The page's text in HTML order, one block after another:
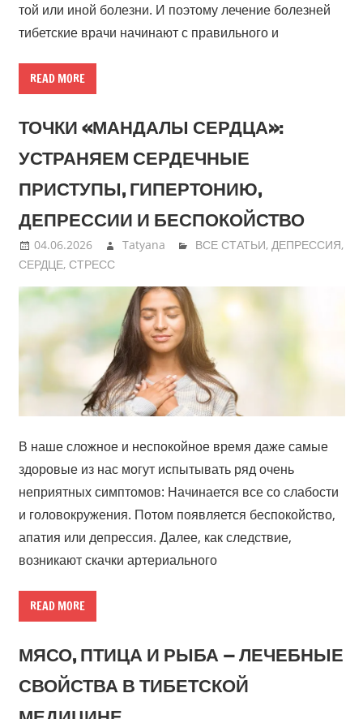
той или иной болезни. И поэтому лечение болезней
тибетские врачи начинают с правильного и
READ MORE
ТОЧКИ «МАНДАЛЫ СЕРДЦА»:
УСТРАНЯЕМ СЕРДЕЧНЫЕ
ПРИСТУПЫ, ГИПЕРТОНИЮ,
ДЕПРЕССИИ И БЕСПОКОЙСТВО
04.06.2026 Tatyana ВСЕ СТАТЬИ,ДЕПРЕССИЯ,
СЕРДЦЕ, СТРЕСС
В наше сложное и неспокойное время даже самые
здоровые из нас могут испытывать ряд очень
неприятных симптомов: Начинается все со слабости
и головокружения. Потом появляется беспокойство,
апатия или депрессия. Далее, как следствие,
возникают скачки артериального
READ MORE
МЯСО, ПТИЦА И РЫБА — ЛЕЧЕБНЫЕ
СВОЙСТВА В ТИБЕТСКОЙ